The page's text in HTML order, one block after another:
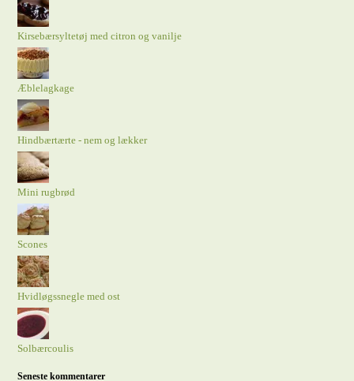
Kirsebærsyltetøj med citron og vanilje
Æblelagkage
Hindbærtærte - nem og lækker
Mini rugbrød
Scones
Hvidløgssnegle med ost
Solbærcoulis
Seneste kommentarer